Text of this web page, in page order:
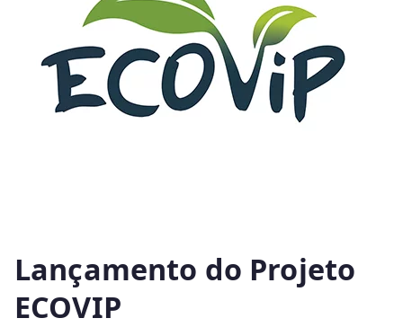
Lançamento do Projeto
ECOVIP